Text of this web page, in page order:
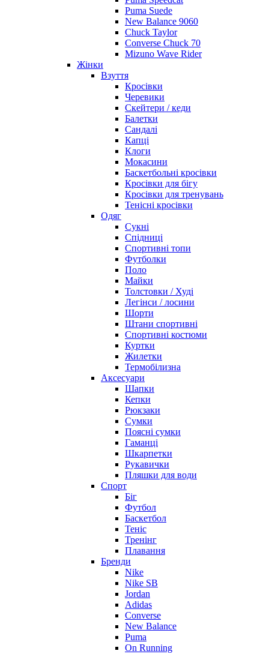
Puma Suede
New Balance 9060
Chuck Taylor
Converse Chuck 70
Mizuno Wave Rider
Жінки
Взуття
Кросівки
Черевики
Скейтери / кеди
Балетки
Сандалі
Капці
Клоги
Мокасини
Баскетбольні кросівки
Кросівки для бігу
Кросівки для тренувань
Тенісні кросівки
Одяг
Сукні
Спідниці
Спортивні топи
Футболки
Поло
Майки
Толстовки / Худі
Легінси / лосини
Шорти
Штани спортивні
Спортивні костюми
Куртки
Жилетки
Термобілизна
Аксесуари
Шапки
Кепки
Рюкзаки
Сумки
Поясні сумки
Гаманці
Шкарпетки
Рукавички
Пляшки для води
Спорт
Біг
Футбол
Баскетбол
Теніс
Тренінг
Плавання
Бренди
Nike
Nike SB
Jordan
Adidas
Converse
New Balance
Puma
On Running